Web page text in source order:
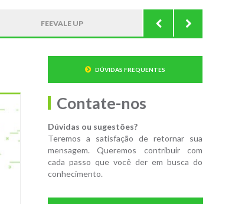
FEEVALE UP
DÚVIDAS FREQUENTES
Contate-nos
Dúvidas ou sugestões?
Teremos a satisfação de retornar sua
mensagem. Queremos contribuir com
cada passo que você der em busca do
conhecimento.